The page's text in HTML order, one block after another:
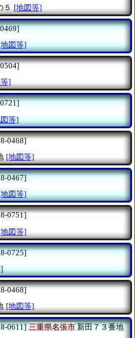
５ [地図等]
図等]
]
等]
0468]
[地図等]
0467]
図等]
0751]
図等]
0725]
0468]
[地図等]
0611] 三重県名張市新田７３番地